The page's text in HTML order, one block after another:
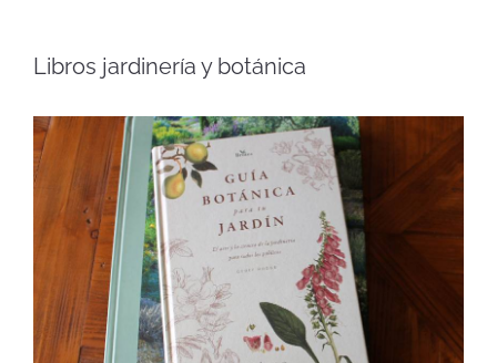
Libros jardinería y botánica